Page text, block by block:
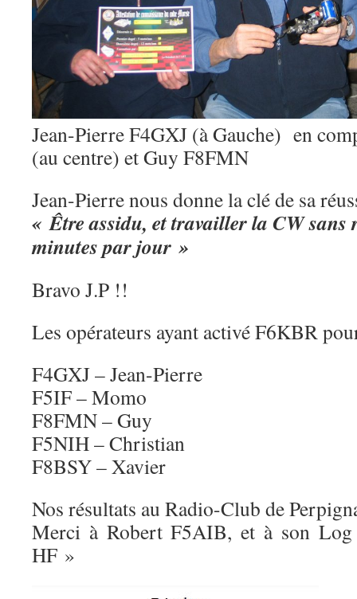
Jean-Pierre F4GXJ (à Gauche) en
(au centre) et Guy F8FMN
Jean-Pierre nous donne la clé de sa
« Être assidu, et travailler la CW sans
minutes par jour »
Bravo J.P !!
Les opérateurs ayant activé F6KBR
F4GXJ – Jean-Pierre
F5IF – Momo
F8FMN – Guy
F5NIH – Christian
F8BSY – Xavier
Nos résultats au Radio-Club de
Merci à Robert F5AIB, et à son
HF »